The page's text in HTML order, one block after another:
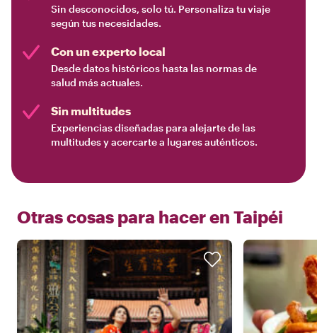
Sin desconocidos, solo tú. Personaliza tu viaje
según tus necesidades.
Con un experto local
Desde datos históricos hasta las normas de
salud más actuales.
Sin multitudes
Experiencias diseñadas para alejarte de las
multitudes y acercarte a lugares auténticos.
Otras cosas para hacer en Taipéi